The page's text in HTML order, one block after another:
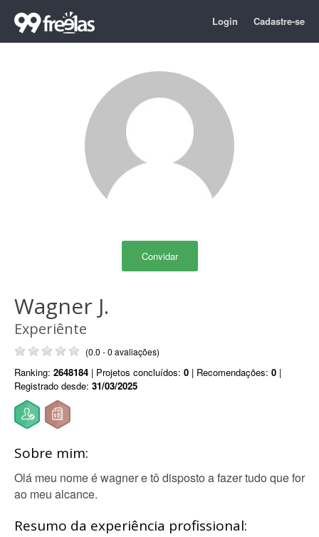
Login Cadastre-se
Convidar
Wagner J.
Experiênte
(0.0 - 0 avaliações)
Ranking: 2648184 | Projetos concluídos: 0 | Recomendações: 0 |
Registrado desde: 31/03/2025
Sobre mim:
Olá meu nome é wagner e tô disposto a fazer tudo que for
ao meu alcance.
Resumo da experiência profissional: